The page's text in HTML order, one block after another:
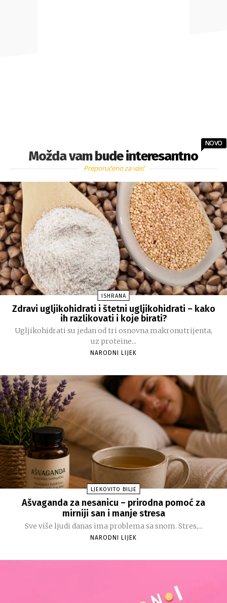
Možda vam bude interesantno
NOVO
Preporučeno za vas!
ISHRANA
Zdravi ugljikohidrati i štetni ugljikohidrati – kako
ih razlikovati i koje birati?
Ugljikohidrati su jedan od tri osnovna makronutrijenta,
uz proteine...
NARODNI LIJEK
LJEKOVITO BILJE
Ašvaganda za nesanicu – prirodna pomoć za
mirniji san i manje stresa
Sve više ljudi danas ima problema sa snom. Stres,...
NARODNI LIJEK